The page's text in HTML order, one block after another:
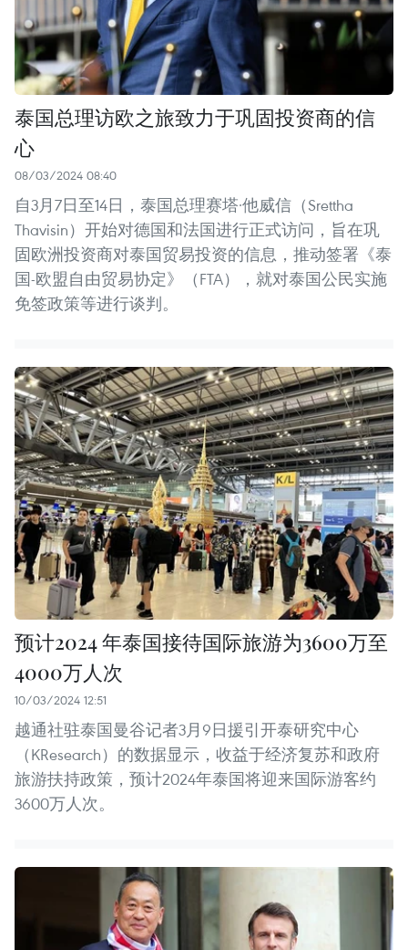
泰国总理访欧之旅致力于巩固投资商的信
心
08/03/2024 08:40
自3月7日至14日，泰国总理赛塔·他威信（Srettha
Thavisin）开始对德国和法国进行正式访问，旨在巩
固欧洲投资商对泰国贸易投资的信息，推动签署《泰
国-欧盟自由贸易协定》（FTA），就对泰国公民实施
免签政策等进行谈判。
预计2024 年泰国接待国际旅游为3600万至
4000万人次
10/03/2024 12:51
越通社驻泰国曼谷记者3月9日援引开泰研究中心
（KResearch）的数据显示，收益于经济复苏和政府
旅游扶持政策，预计2024年泰国将迎来国际游客约
3600万人次。